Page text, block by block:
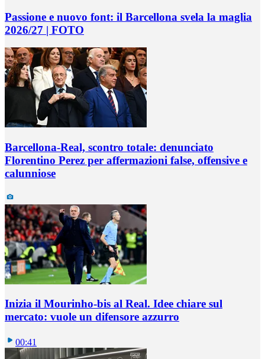
Passione e nuovo font: il Barcellona svela la maglia
2026/27 | FOTO
Barcellona-Real, scontro totale: denunciato
Florentino Perez per affermazioni false, offensive e
calunniose
Inizia il Mourinho-bis al Real. Idee chiare sul
mercato: vuole un difensore azzurro
00:41